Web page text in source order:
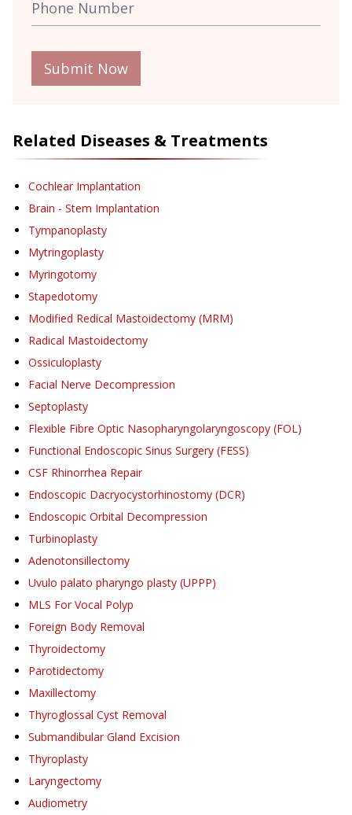
Submit Now
Related Diseases & Treatments
Cochlear Implantation
Brain - Stem Implantation
Tympanoplasty
Mytringoplasty
Myringotomy
Stapedotomy
Modified Redical Mastoidectomy (MRM)
Radical Mastoidectomy
Ossiculoplasty
Facial Nerve Decompression
Septoplasty
Flexible Fibre Optic Nasopharyngolaryngoscopy (FOL)
Functional Endoscopic Sinus Surgery (FESS)
CSF Rhinorrhea Repair
Endoscopic Dacryocystorhinostomy (DCR)
Endoscopic Orbital Decompression
Turbinoplasty
Adenotonsillectomy
Uvulo palato pharyngo plasty (UPPP)
MLS For Vocal Polyp
Foreign Body Removal
Thyroidectomy
Parotidectomy
Maxillectomy
Thyroglossal Cyst Removal
Submandibular Gland Excision
Thyroplasty
Laryngectomy
Audiometry